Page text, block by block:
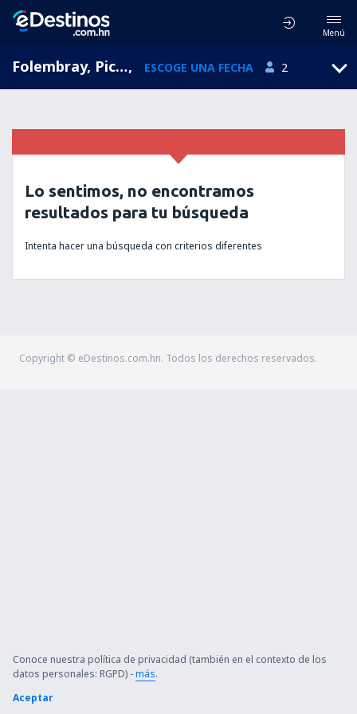
Menú
Folembray, Picardy, Francia, ESCOGE UNA FECHA 2
Lo sentimos, no encontramos
resultados para tu búsqueda
Intenta hacer una búsqueda con criterios diferentes
Copyright © eDestinos.com.hn. Todos los derechos reservados.
Conoce nuestra política de privacidad (también en el contexto de los
datos personales: RGPD) -más.
Aceptar